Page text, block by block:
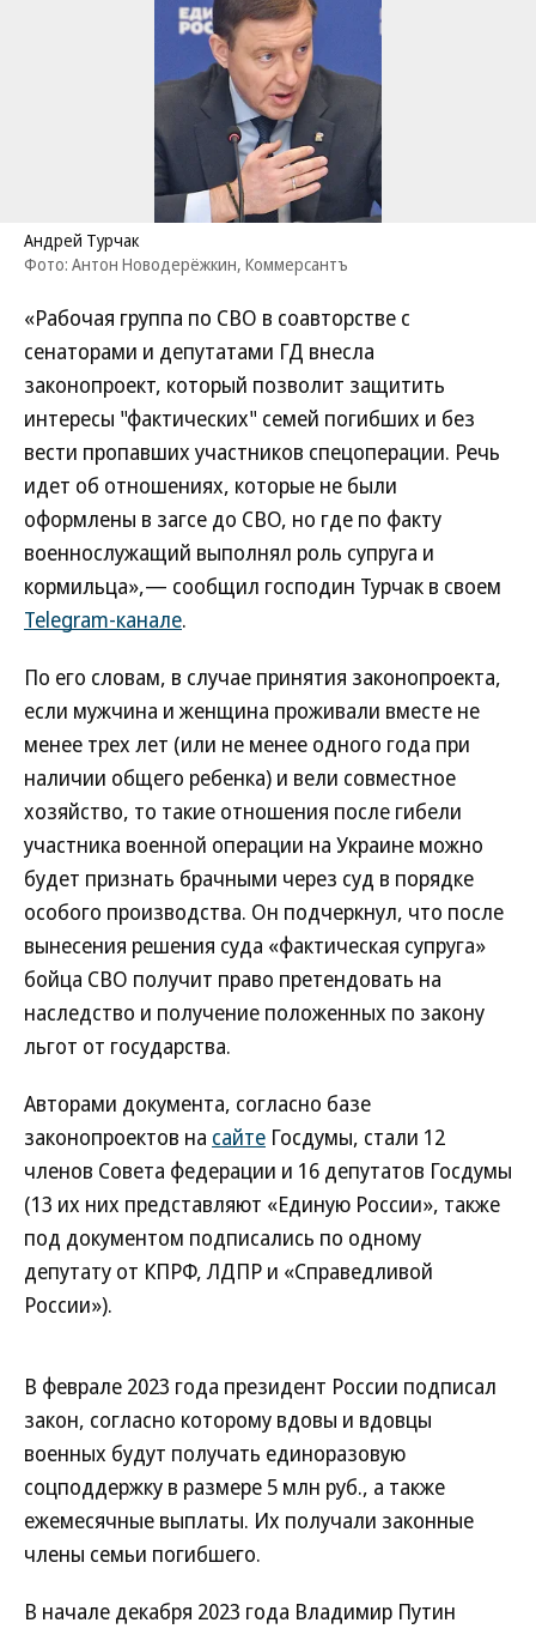
Андрей Турчак
Фото: Антон Новодерёжкин, Коммерсантъ
«Рабочая группа по СВО в соавторстве с
сенаторами и депутатами ГД внесла
законопроект, который позволит защитить
интересы "фактических" семей погибших и без
вести пропавших участников спецоперации. Речь
идет об отношениях, которые не были
оформлены в загсе до СВО, но где по факту
военнослужащий выполнял роль супруга и
кормильца»,— сообщил господин Турчак в своем
Telegram-канале.
По его словам, в случае принятия законопроекта,
если мужчина и женщина проживали вместе не
менее трех лет (или не менее одного года при
наличии общего ребенка) и вели совместное
хозяйство, то такие отношения после гибели
участника военной операции на Украине можно
будет признать брачными через суд в порядке
особого производства. Он подчеркнул, что после
вынесения решения суда «фактическая супруга»
бойца СВО получит право претендовать на
наследство и получение положенных по закону
льгот от государства.
Авторами документа, согласно базе
законопроектов на сайте Госдумы, стали 12
членов Совета федерации и 16 депутатов Госдумы
(13 их них представляют «Единую России», также
под документом подписались по одному
депутату от КПРФ, ЛДПР и «Справедливой
России»).
В феврале 2023 года президент России подписал
закон, согласно которому вдовы и вдовцы
военных будут получать единоразовую
соцподдержку в размере 5 млн руб., а также
ежемесячные выплаты. Их получали законные
члены семьи погибшего.
В начале декабря 2023 года Владимир Путин